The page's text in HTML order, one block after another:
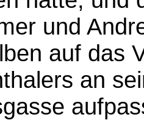
und
auf das
an